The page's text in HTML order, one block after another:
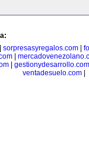
sorpresasyregalos.com
gestionydesarrollo.com
ventadesuelo.com